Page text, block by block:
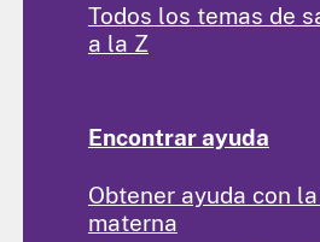
Todos los temas de
a la Z
Encontrar ayuda
Obtener ayuda con
materna